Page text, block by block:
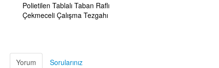
Polietilen Tablalı Taban Raflı
Çekmeceli Çalışma Tezgahı
Yorum Sorularınız